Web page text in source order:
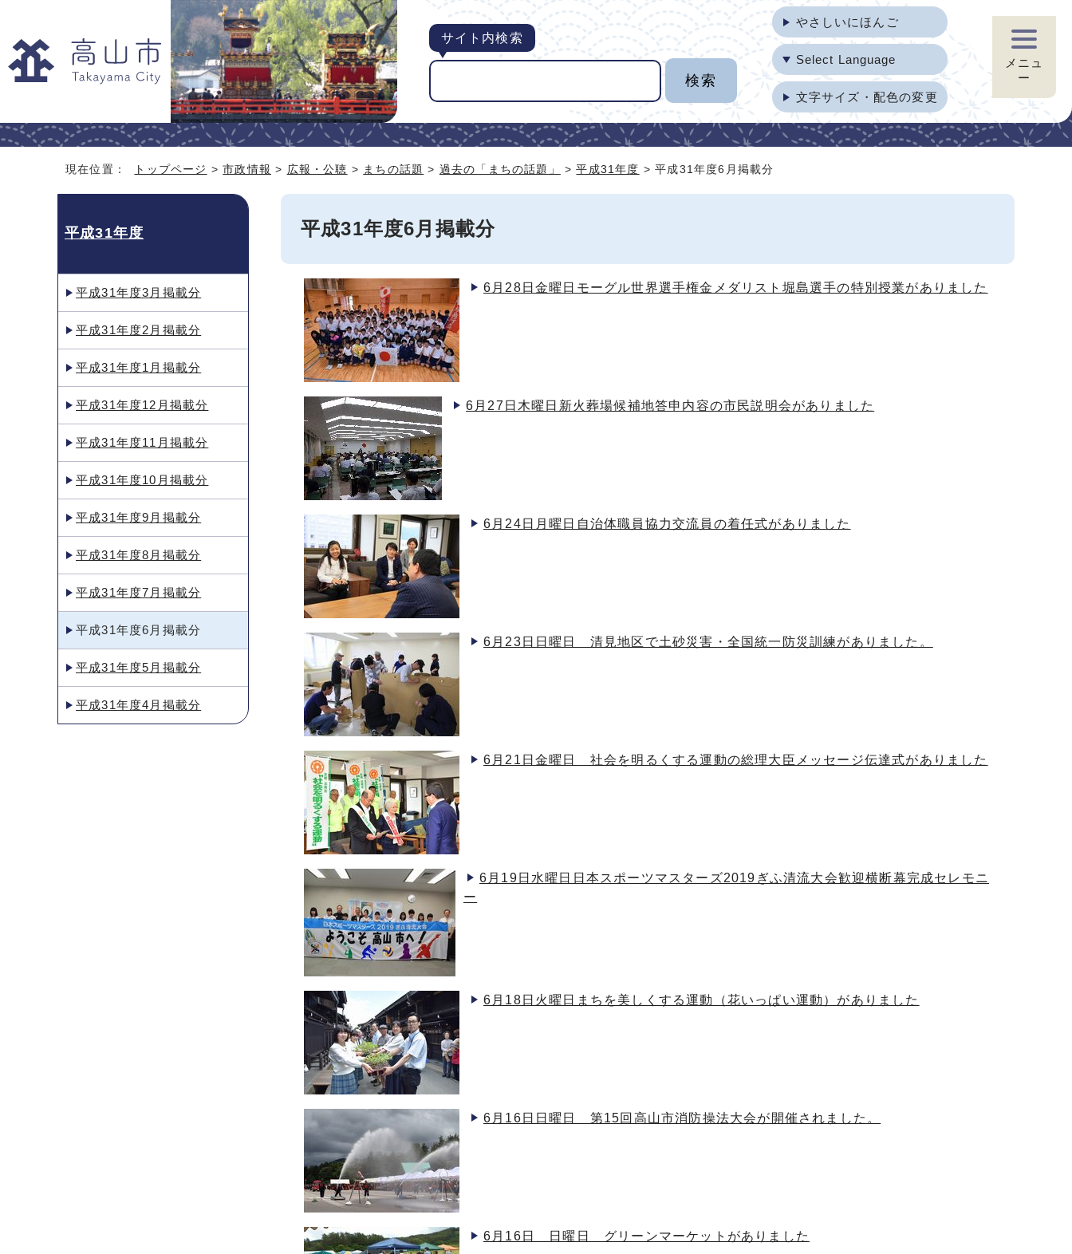
サイト内検索
やさしいにほんご
Select Language
文字サイズ・配色の変更
メニュ
ー
現在位置： トップページ >市政情報 > 広報・公聴 > まちの話題 > 過去の「まちの話題」 >平成31年度 > 平成31年度6月掲載分
平成31年度6月掲載分
6月28日金曜日モーグル世界選手権金メダリスト堀島選手の特別授業がありました
6月27日木曜日新火葬場候補地答申内容の市民説明会がありました
6月24日月曜日自治体職員協力交流員の着任式がありました
6月23日日曜日 清見地区で土砂災害・全国統一防災訓練がありました。
6月21日金曜日 社会を明るくする運動の総理大臣メッセージ伝達式がありました
6月19日水曜日日本スポーツマスターズ2019ぎふ清流大会歓迎横断幕完成セレモニ
ー
6月18日火曜日まちを美しくする運動（花いっぱい運動）がありました
6月16日日曜日 第15回高山市消防操法大会が開催されました。
6月16日 日曜日 グリーンマーケットがありました
平成31年度
平成31年度3月掲載分
平成31年度2月掲載分
平成31年度1月掲載分
平成31年度12月掲載分
平成31年度11月掲載分
平成31年度10月掲載分
平成31年度9月掲載分
平成31年度8月掲載分
平成31年度7月掲載分
平成31年度6月掲載分
平成31年度5月掲載分
平成31年度4月掲載分